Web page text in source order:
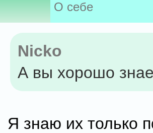
О себе
Nicko
А вы хорошо
Я знаю их только